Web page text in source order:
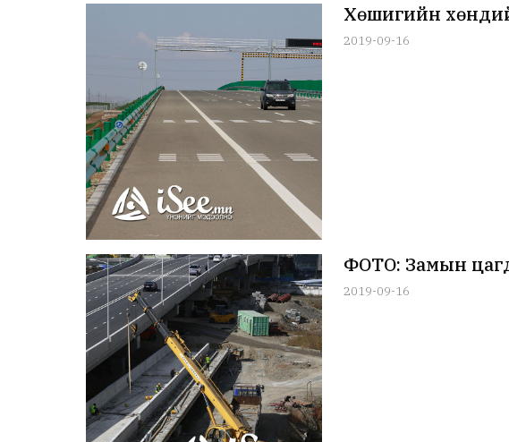
Хөшигийн
2019-09-16
ФОТО: Замын
2019-09-16